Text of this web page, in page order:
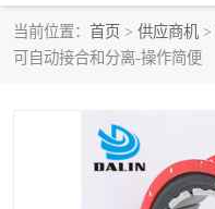
当前位置： 首页 > 供应商机 >
可自动接合和分离-操作简便
推盘离合器
VC离合器
PO隔膜离合器